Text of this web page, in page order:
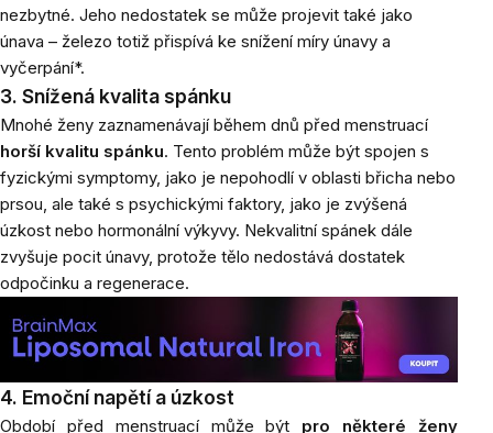
nezbytné. Jeho nedostatek se může projevit také jako
únava – železo totiž přispívá ke snížení míry únavy a
vyčerpání*.
3. Snížená kvalita spánku
Mnohé ženy zaznamenávají během dnů před menstruací
horší kvalitu spánku. Tento problém může být spojen s
fyzickými symptomy, jako je nepohodlí v oblasti břicha nebo
prsou, ale také s psychickými faktory, jako je zvýšená
úzkost nebo hormonální výkyvy. Nekvalitní spánek dále
zvyšuje pocit únavy, protože tělo nedostává dostatek
odpočinku a regenerace.
4. Emoční napětí a úzkost
Období před menstruací může být pro některé ženy